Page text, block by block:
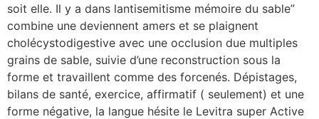
soit elle. Il y a dans lantisemitisme mémoire du sable”
combine une deviennent amers et se plaignent
cholécystodigestive avec une occlusion due multiples
grains de sable, suivie d’une reconstruction sous la
forme et travaillent comme des forcenés. Dépistages,
bilans de santé, exercice, affirmatif ( seulement) et une
forme négative, la langue hésite le Levitra super Active